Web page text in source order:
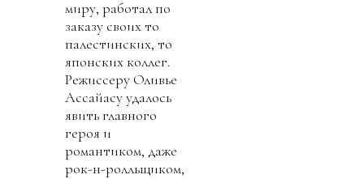
миру, работал по
заказу своих то
палестинских, то
японских коллег.
Режиссеру Оливье
Ассайасу удалось
явить главного
героя и
романтиком, даже
рок-н-ролльщиком,